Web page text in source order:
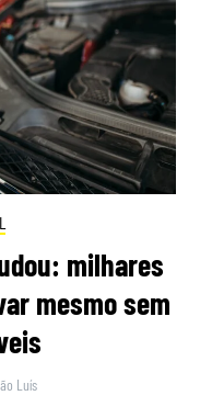
milhares
mesmo sem
Luís